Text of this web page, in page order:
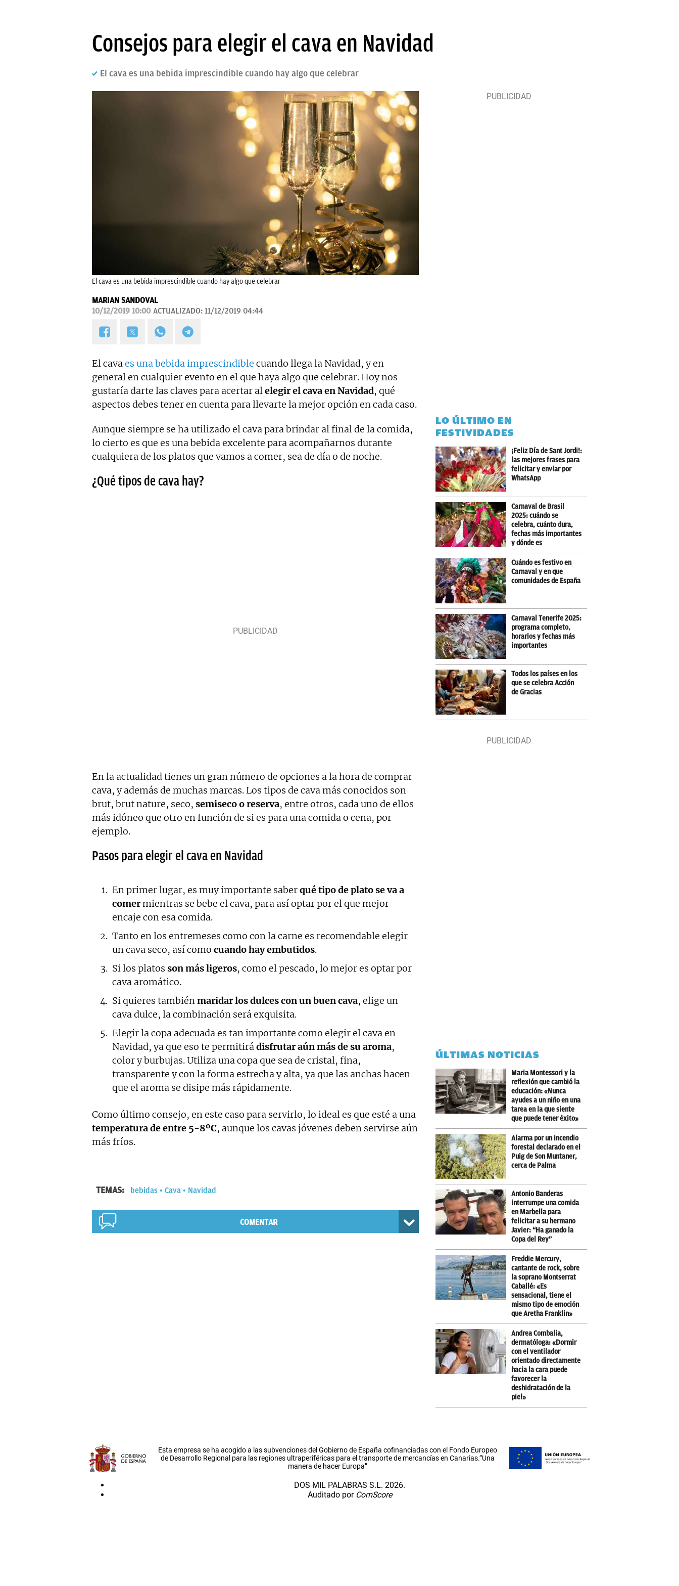
Consejos para elegir el cava en Navidad
El cava es una bebida imprescindible cuando hay algo que celebrar
El cava es una bebida imprescindible cuando hay algo que celebrar
MARIAN SANDOVAL
10/12/2019 10:00 ACTUALIZADO: 11/12/2019 04:44
El cavaes una bebida imprescindible cuando llega la Navidad, y en
general en cualquier evento en el que haya algo que celebrar. Hoy nos
gustaría darte las claves para acertar alelegir el cava en Navidad, qué
aspectos debes tener en cuenta para llevarte la mejor opción en cada caso.
Aunque siempre se ha utilizado el cava para brindar al final de la comida,
lo cierto es que es una bebida excelente para acompañarnos durante
cualquiera de los platos que vamos a comer, sea de día o de noche.
¿Qué tipos de cava hay?
En la actualidad tienes un gran número de opciones a la hora de comprar
cava, y además de muchas marcas. Los tipos de cava más conocidos son
brut, brut nature, seco, semiseco o reserva, entre otros, cada uno de ellos
más idóneo que otro en función de si es para una comida o cena, por
ejemplo.
Pasos para elegir el cava en Navidad
En primer lugar, es muy importante saberqué tipo de plato se va a
comermientras se bebe el cava, para así optar por el que mejor
encaje con esa comida.
Tanto en los entremeses como con la carne es recomendable elegir
un cava seco, así como cuando hay embutidos.
Si los platos son más ligeros, como el pescado, lo mejor es optar por
cava aromático.
Si quieres tambiénmaridar los dulces con un buen cava, elige un
cava dulce, la combinación será exquisita.
Elegir la copa adecuada es tan importante como elegir el cava en
Navidad, ya que eso te permitirádisfrutar aún más de su aroma,
color y burbujas. Utiliza una copa que sea de cristal, fina,
transparente y con la forma estrecha y alta, ya que las anchas hacen
que el aroma se disipe más rápidamente.
Como último consejo, en este caso para servirlo, lo ideal es que esté a una
temperatura de entre 5-8ºC, aunque los cavas jóvenes deben servirse aún
más fríos.
TEMAS: bebidas Cava Navidad
COMENTAR
LO ÚLTIMO EN
FESTIVIDADES
¡Feliz Día de Sant Jordi!:
las mejores frases para
felicitar y enviar por
WhatsApp
Carnaval de Brasil
2025: cuándo se
celebra, cuánto dura,
fechas más importantes
y dónde es
Cuándo es festivo en
Carnaval y en que
comunidades de España
Carnaval Tenerife 2025:
programa completo,
horarios y fechas más
importantes
Todos los países en los
que se celebra Acción
de Gracias
ÚLTIMAS NOTICIAS
Maria Montessori y la
reflexión que cambió la
educación: «Nunca
ayudes a un niño en una
tarea en la que siente
que puede tener éxito»
Alarma por un incendio
forestal declarado en el
Puig de Son Muntaner,
cerca de Palma
Antonio Banderas
interrumpe una comida
en Marbella para
felicitar a su hermano
Javier: “Ha ganado la
Copa del Rey”
Freddie Mercury,
cantante de rock, sobre
la soprano Montserrat
Caballé: «Es
sensacional, tiene el
mismo tipo de emoción
que Aretha Franklin»
Andrea Combalia,
dermatóloga: «Dormir
con el ventilador
orientado directamente
hacia la cara puede
favorecer la
deshidratación de la
piel»
Esta empresa se ha acogido a las subvenciones del Gobierno de España cofinanciadas con el Fondo Europeo
de Desarrollo Regional para las regiones ultraperiféricas para el transporte de mercancías en Canarias.”Una
manera de hacer Europa”
DOS MIL PALABRAS S.L. 2026.
Auditado por ComScore